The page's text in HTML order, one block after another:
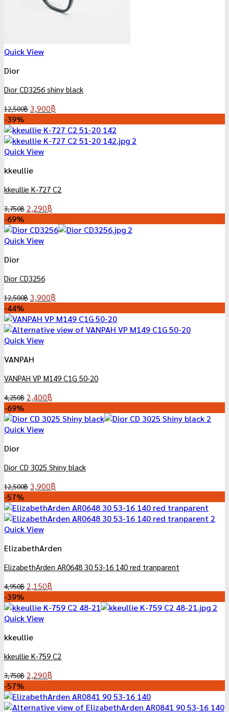
Quick View
Dior
Dior CD3256 shiny black
12,500฿ Original
was:
12,500฿.
3,900฿
is:
3,900฿.
-39%
Quick View
kkeullie
kkeullie K-727 C2
3,750฿ Original
was:
3,750฿.
2,290฿
is:
-69%
Quick View
Dior
Dior CD3256
12,500฿ Original
was:
12,500฿.
3,900฿
is:
3,900฿.
-44%
Quick View
VANPAH
VANPAH VP M149 C1G 50-20
4,250฿ Original
was:
4,250฿.
2,400฿
is:
-69%
Quick View
Dior
Dior CD 3025 Shiny black
12,500฿ Original
was:
12,500฿.
3,900฿
is:
3,900฿.
-57%
Quick View
ElizabethArden
ElizabethArden AR0648 30 53-16 140 red tranparent
4,950฿ Original
was:
4,950฿.
2,150฿
is:
-39%
Quick View
kkeullie
kkeullie K-759 C2
3,750฿ Original
was:
3,750฿.
2,290฿
is:
2,290฿.
-57%